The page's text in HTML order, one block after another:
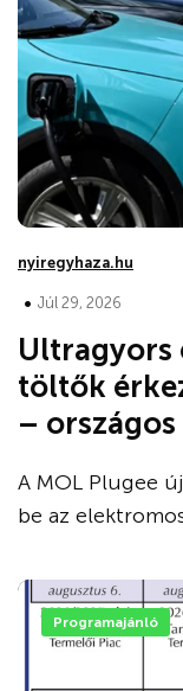
nyiregyhaza.hu
• Júl 29, 2026
Ultragyors
töltők
–
A MOL Plugee
be az
Programajánló